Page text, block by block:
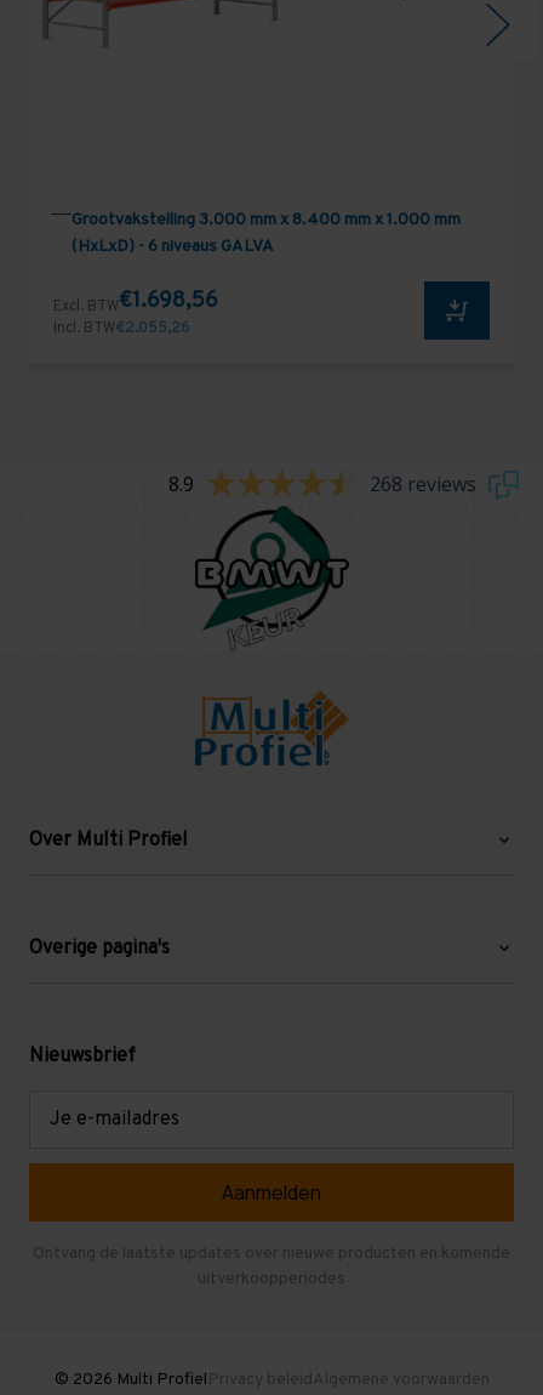
Grootvakstelling 3.000 mm x 8.400 mm x 1.000 mm
(HxLxD) - 6 niveaus GALVA
Excl. BTW€1.698,56
Incl. BTW€2.055,26
8.9 268 reviews
Over Multi Profiel
Blog
Levering en afhalen
Overige pagina's
Mezzanine
Gebruikte entresolvloeren
Nieuwsbrief
Ontvang de laatste updates over nieuwe producten en komende
uitverkoopperiodes
© 2026 Multi ProfielPrivacy beleidAlgemene voorwaarden